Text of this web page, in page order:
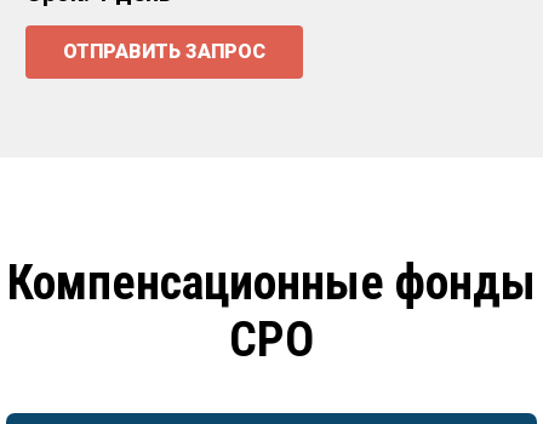
ОТПРАВИТЬ ЗАПРОС
Компенсационные фонды
СРО